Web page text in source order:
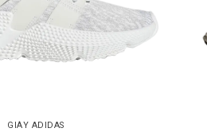
GIÀY ADIDAS